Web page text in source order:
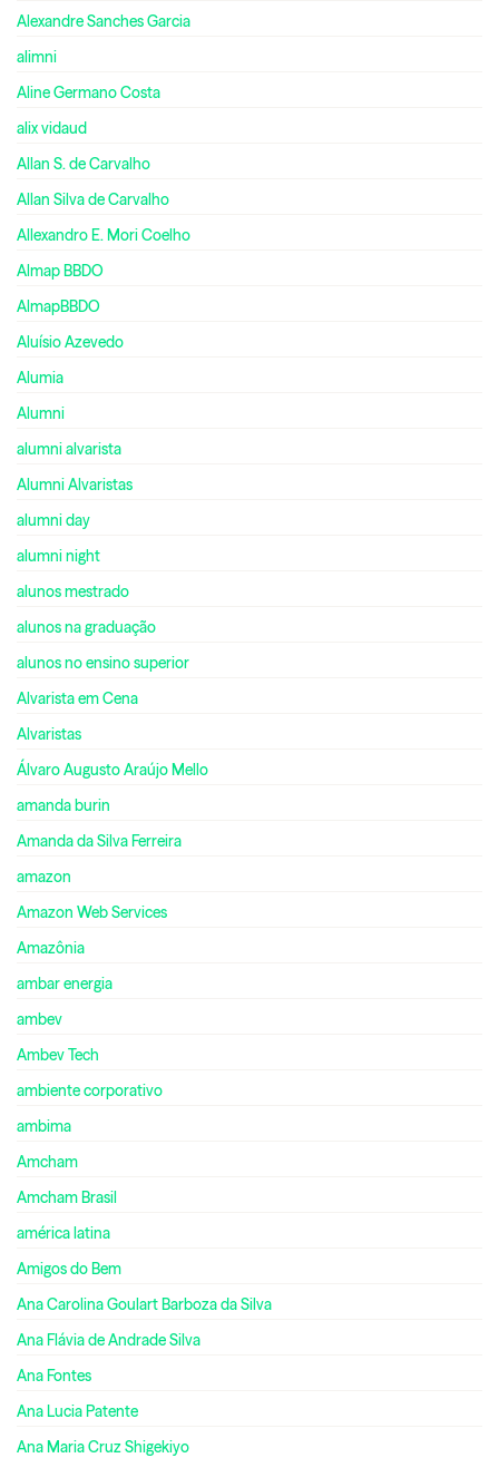
Alexandre Sanches Garcia
alimni
Aline Germano Costa
alix vidaud
Allan S. de Carvalho
Allan Silva de Carvalho
Allexandro E. Mori Coelho
Almap BBDO
AlmapBBDO
Aluísio Azevedo
Alumia
Alumni
alumni alvarista
Alumni Alvaristas
alumni day
alumni night
alunos mestrado
alunos na graduação
alunos no ensino superior
Alvarista em Cena
Alvaristas
Álvaro Augusto Araújo Mello
amanda burin
Amanda da Silva Ferreira
amazon
Amazon Web Services
Amazônia
ambar energia
ambev
Ambev Tech
ambiente corporativo
ambima
Amcham
Amcham Brasil
américa latina
Amigos do Bem
Ana Carolina Goulart Barboza da Silva
Ana Flávia de Andrade Silva
Ana Fontes
Ana Lucia Patente
Ana Maria Cruz Shigekiyo